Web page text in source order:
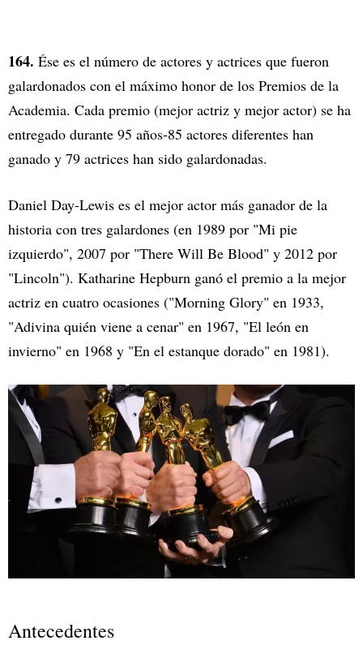
164. Ése es el número de actores y actrices que fueron
galardonados con el máximo honor de los Premios de la
Academia. Cada premio (mejor actriz y mejor actor) se ha
entregado durante 95 años-85 actores diferentes han
ganado y 79 actrices han sido galardonadas.
Daniel Day-Lewis es el mejor actor más ganador de la
historia con tres galardones (en 1989 por "Mi pie
izquierdo", 2007 por "There Will Be Blood" y 2012 por
"Lincoln"). Katharine Hepburn ganó el premio a la mejor
actriz en cuatro ocasiones ("Morning Glory" en 1933,
"Adivina quién viene a cenar" en 1967, "El león en
invierno" en 1968 y "En el estanque dorado" en 1981).
Antecedentes